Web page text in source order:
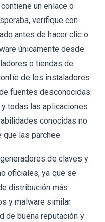
un enlace o
verifique con
antes de hacer clic o
únicamente desde
o tiendas de
de los instaladores
fuentes desconocidas.
todas las aplicaciones
conocidas no
las parchee.
de claves y
oficiales, ya que se
distribución más
y malware similar.
de buena reputación y